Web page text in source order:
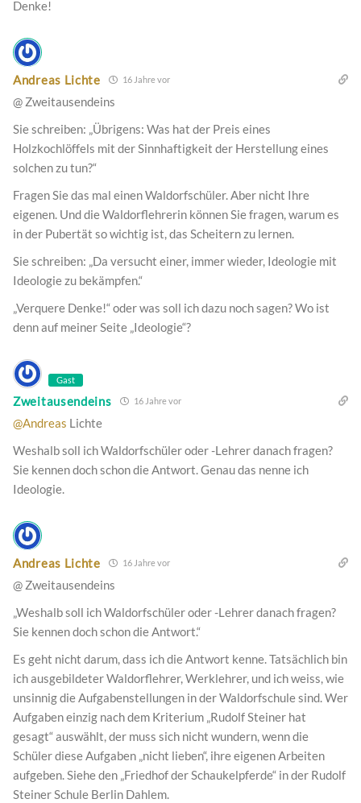
Denke!
Andreas Lichte 16 Jahre vor
@ Zweitausendeins
Sie schreiben: „Übrigens: Was hat der Preis eines
Holzkochlöffels mit der Sinnhaftigkeit der Herstellung eines
solchen zu tun?“
Fragen Sie das mal einen Waldorfschüler. Aber nicht Ihre
eigenen. Und die Waldorflehrerin können Sie fragen, warum es
in der Pubertät so wichtig ist, das Scheitern zu lernen.
Sie schreiben: „Da versucht einer, immer wieder, Ideologie mit
Ideologie zu bekämpfen.“
„Verquere Denke!“ oder was soll ich dazu noch sagen? Wo ist
denn auf meiner Seite „Ideologie“?
Gast
Zweitausendeins 16 Jahre vor
@Andreas Lichte
Weshalb soll ich Waldorfschüler oder -Lehrer danach fragen?
Sie kennen doch schon die Antwort. Genau das nenne ich
Ideologie.
Andreas Lichte 16 Jahre vor
@ Zweitausendeins
„Weshalb soll ich Waldorfschüler oder -Lehrer danach fragen?
Sie kennen doch schon die Antwort.“
Es geht nicht darum, dass ich die Antwort kenne. Tatsächlich bin
ich ausgebildeter Waldorflehrer, Werklehrer, und ich weiss, wie
unsinnig die Aufgabenstellungen in der Waldorfschule sind. Wer
Aufgaben einzig nach dem Kriterium „Rudolf Steiner hat
gesagt“ auswählt, der muss sich nicht wundern, wenn die
Schüler diese Aufgaben „nicht lieben“, ihre eigenen Arbeiten
aufgeben. Siehe den „Friedhof der Schaukelpferde“ in der Rudolf
Steiner Schule Berlin Dahlem.